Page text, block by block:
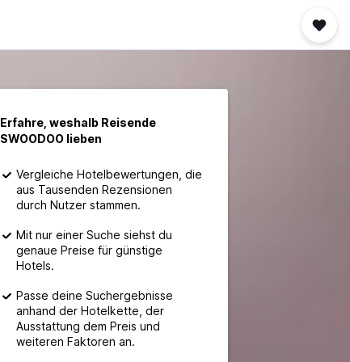
Erfahre, weshalb Reisende
SWOODOO lieben
Vergleiche Hotelbewertungen, die
aus Tausenden Rezensionen
durch Nutzer stammen.
Mit nur einer Suche siehst du
genaue Preise für günstige
Hotels.
Passe deine Suchergebnisse
anhand der Hotelkette, der
Ausstattung dem Preis und
weiteren Faktoren an.